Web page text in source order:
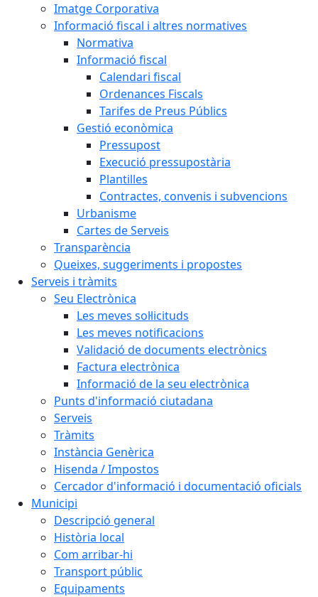
Imatge Corporativa
Informació fiscal i altres normatives
Normativa
Informació fiscal
Calendari fiscal
Ordenances Fiscals
Tarifes de Preus Públics
Gestió econòmica
Pressupost
Execució pressupostària
Plantilles
Contractes, convenis i subvencions
Urbanisme
Cartes de Serveis
Transparència
Queixes, suggeriments i propostes
Serveis i tràmits
Seu Electrònica
Les meves sol·licituds
Les meves notificacions
Validació de documents electrònics
Factura electrònica
Informació de la seu electrònica
Punts d'informació ciutadana
Serveis
Tràmits
Instància Genèrica
Hisenda / Impostos
Cercador d'informació i documentació oficials
Municipi
Descripció general
Història local
Com arribar-hi
Transport públic
Equipaments